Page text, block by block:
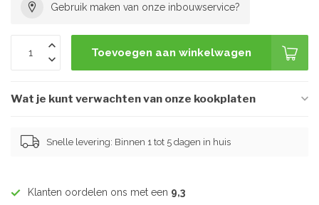
Gebruik maken van onze inbouwservice?
Toevoegen aan winkelwagen
Wat je kunt verwachten van onze kookplaten
Snelle levering: Binnen 1 tot 5 dagen in huis
Klanten oordelen ons met een 9,3